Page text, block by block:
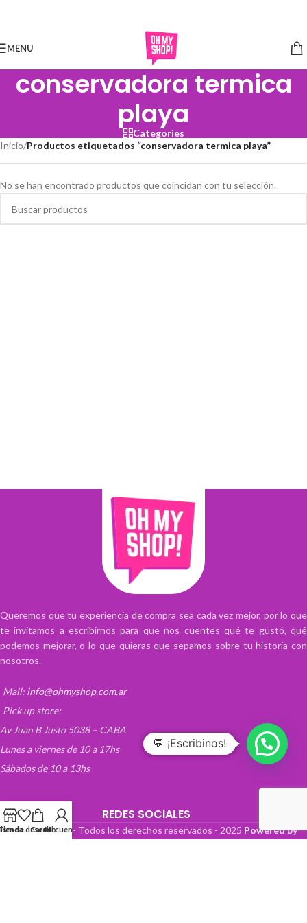
MENU
conservadora termica
playa
Categories
Inicio/Productos etiquetados “conservadora termica playa”
No se han encontrado productos que coincidan con tu selección.
Queremos que tu experiencia de compra sea cada vez mejor, por lo que
te invitamos a escribirnos para que nos cuentes qué te gustó, qué
podemos mejorar, o lo que quieras que sepamos sobre tu historia con
nosotros.
Mail: info@ohmyshop.com.ar
Pick up store:
Av Juan B Justo 5038 – CABA
Lunes a viernes de 10 a 17hs
Sábados de 10 a 13hs
REDES SOCIALES
OhMyTienda! - Todos los derechos reservados - 2025 Powered by
de deseos
CarritoMi cuenta
💬 ¡Escribinos!